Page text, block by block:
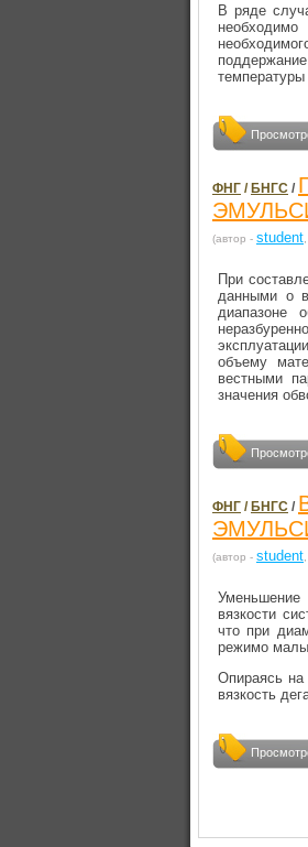
В ряде
ФНГ /БНГС /
(автор - student
При
данными о
диапазоне
объему
вестными
значения
ФНГ /БНГС /
(автор - student
Уменьшение
вязкости
что при
режимо
Опираясь
вязкость